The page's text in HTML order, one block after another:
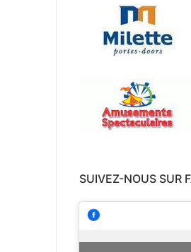
SUIVEZ-NOUS SUR